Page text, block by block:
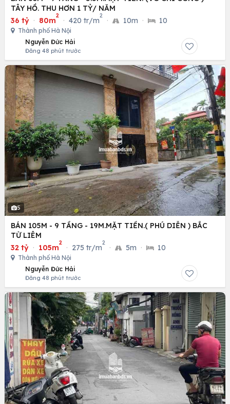
TÂY HỒ. THU HƠN 1 TỶ/ NĂM
36 tỷ · 80m
2
· 420 tr/m
2
· 10m · 10
Thành phố Hà Nội
Nguyễn Đức Hải
Đăng 48 phút trước
5
BÁN 105M - 9 TẦNG - 19M.MẶT TIỀN.( PHÚ DIỄN ) BẮC
TỪ LIÊM
32 tỷ · 105m
2
· 275 tr/m
2
· 5m · 10
Thành phố Hà Nội
Nguyễn Đức Hải
Đăng 48 phút trước